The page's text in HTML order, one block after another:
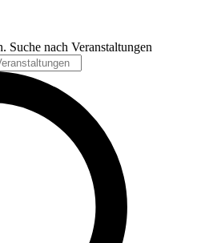
Suche nach Veranstaltungen